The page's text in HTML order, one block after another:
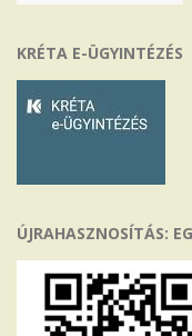
KRÉTA E-ÜGYINTÉZÉS
ÚJRAHASZNOSÍTÁS: